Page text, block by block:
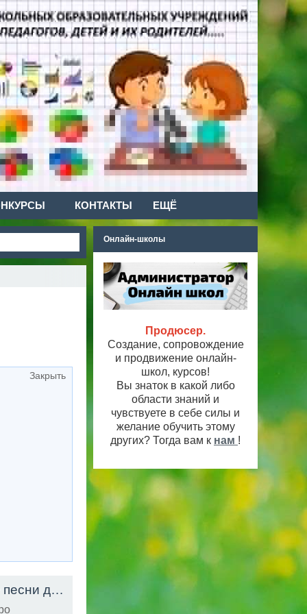
КОНТАКТЫ ЕЩЁ
Закрыть
Щенок По Кличке Бинго - Учим буквы - Развивающие песни для детей
Онлайн-школы
Продюсер.
Создание, сопровождение
и продвижение онлайн-
школ, курсов!
Вы знаток в какой либо
области знаний и
чувствуете в себе силы и
желание обучить этому
других? Тогда вам к нам !